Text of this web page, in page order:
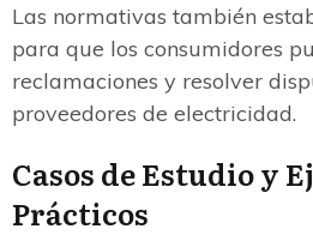
Las normativas también
para que los consumidores
reclamaciones y resolver
proveedores de electricidad.
Casos de Estudio y
Prácticos